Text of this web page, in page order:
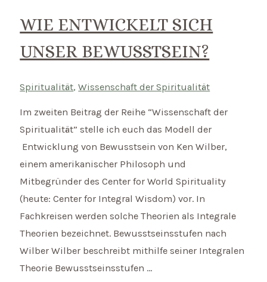
stehen
sie
in
WIE ENTWICKELT SICH
UNSER BEWUSSTSEIN?
Spiritualität,Wissenschaft der Spiritualität
Im zweiten Beitrag der Reihe “Wissenschaft der
Spiritualität” stelle ich euch das Modell der
Entwicklung von Bewusstsein von Ken Wilber,
einem amerikanischer Philosoph und
Mitbegründer des Center for World Spirituality
(heute: Center for Integral Wisdom) vor. In
Fachkreisen werden solche Theorien als Integrale
Theorien bezeichnet. Bewusstseinsstufen nach
Wilber Wilber beschreibt mithilfe seiner Integralen
Theorie Bewusstseinsstufen …